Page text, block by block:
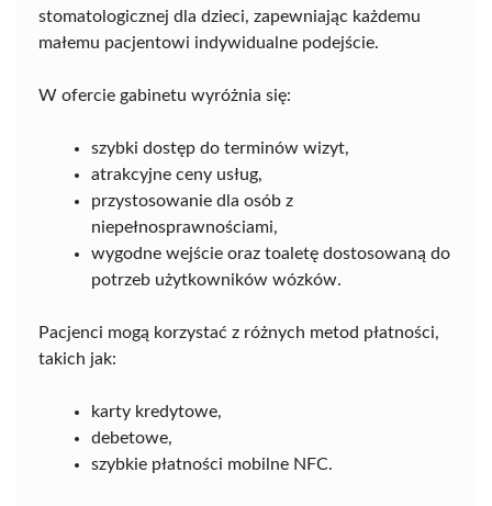
stomatologicznej dla dzieci, zapewniając każdemu
małemu pacjentowi indywidualne podejście.
W ofercie gabinetu wyróżnia się:
szybki dostęp do terminów wizyt,
atrakcyjne ceny usług,
przystosowanie dla osób z
niepełnosprawnościami,
wygodne wejście oraz toaletę dostosowaną do
potrzeb użytkowników wózków.
Pacjenci mogą korzystać z różnych metod płatności,
takich jak:
karty kredytowe,
debetowe,
szybkie płatności mobilne NFC.